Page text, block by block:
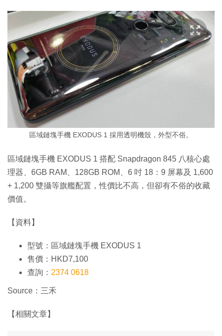
區域鏈塊手機 EXODUS 1 採用透明機殼，外型不俗。
區域鏈塊手機 EXODUS 1 搭配 Snapdragon 845 八核心處
理器、6GB RAM、128GB ROM、6 吋 18：9 屏幕及 1,600
+ 1,200 雙攝等旗艦配置，性價比不高，但卻有不俗的收藏
價值。
【資料】
型號：區域鏈塊手機 EXODUS 1
售價：HKD7,100
查詢： 2374 0618
Source：三禾
【相關文章】